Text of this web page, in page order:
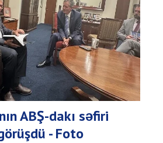
ABŞ-dakı səfiri
- Foto